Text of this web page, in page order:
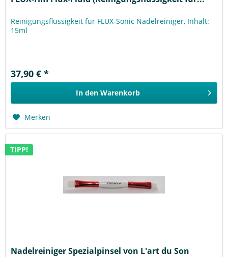
Reinigungsflüssigkeit für FLUX-Sonic Nadelreiniger, Inhalt:
15ml
37,90 € *
In den Warenkorb
Merken
TIPP!
Nadelreiniger Spezialpinsel von L'art du Son